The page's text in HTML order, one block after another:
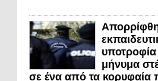
μήνυμα
σε ένα από τα κορυφαία